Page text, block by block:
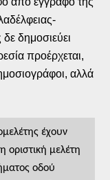
δημοσιεύει
προέρχεται,
αλλά
έχουν
οριστική μελέτη
οδού